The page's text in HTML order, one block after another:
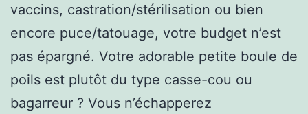
vaccins, castration/stérilisation ou bien
encore puce/tatouage, votre budget n’est
pas épargné. Votre adorable petite boule de
poils est plutôt du type casse-cou ou
bagarreur ? Vous n’échapperez